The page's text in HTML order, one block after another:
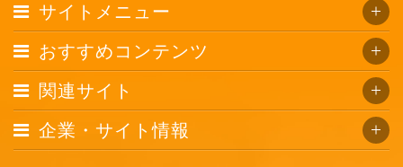
サイトメニュー
おすすめコンテンツ
関連サイト
企業・サイト情報